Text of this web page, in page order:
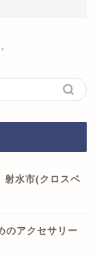
射水市(クロスベ
のアクセサリー